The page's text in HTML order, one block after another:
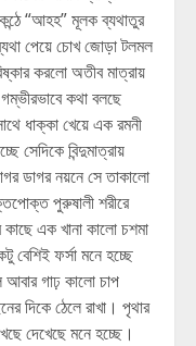
“আহহ” মূলক ব্যথাতুর
পেয়ে চোখ জোড়া টলমল
করলো অতীব মাত্রায়
কথা বলছে
ধাক্কা খেয়ে এক রমনী
সেদিকে বিন্দুমাত্রায়
ডাগর নয়নে সে তাকালো
পুরুষালী শরীরে
এক খানা কালো চশমা
ফর্সা মনে হচ্ছে
আবার গাঢ় কালো চাপ
দিকে ঠেলে রাখা। পৃথার
দেখেছে মনে হচ্ছে।